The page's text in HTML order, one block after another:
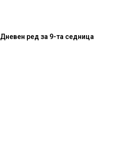
Дневен ред за 9-та седница